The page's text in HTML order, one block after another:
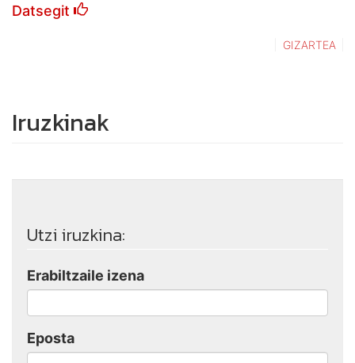
Datsegit
GIZARTEA
Iruzkinak
Utzi iruzkina:
Erabiltzaile izena
Eposta